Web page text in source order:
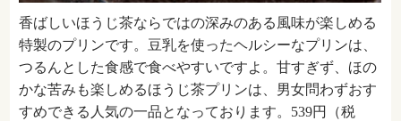
香ばしいほうじ茶ならではの深みのある風味が楽しめる
特製のプリンです。豆乳を使ったヘルシーなプリンは、
つるんとした食感で食べやすいですよ。甘すぎず、ほの
かな苦みも楽しめるほうじ茶プリンは、男女問わずおす
すめできる人気の一品となっております。539円（税